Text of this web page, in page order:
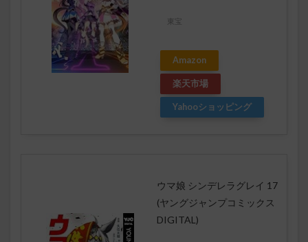
東宝
Amazon
楽天市場
Yahooショッピング
ウマ娘 シンデレラグレイ 17
(ヤングジャンプコミックス
DIGITAL)